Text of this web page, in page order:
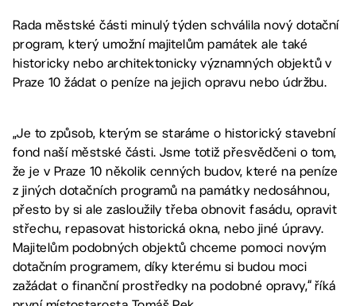
Rada městské části minulý týden schválila nový dotační
program, který umožní majitelům památek ale také
historicky nebo architektonicky významných objektů v
Praze 10 žádat o peníze na jejich opravu nebo údržbu.
„Je to způsob, kterým se staráme o historický stavební
fond naší městské části. Jsme totiž přesvědčeni o tom,
že je v Praze 10 několik cenných budov, které na peníze
z jiných dotačních programů na památky nedosáhnou,
přesto by si ale zasloužily třeba obnovit fasádu, opravit
střechu, repasovat historická okna, nebo jiné úpravy.
Majitelům podobných objektů chceme pomoci novým
dotačním programem, díky kterému si budou moci
zažádat o finanční prostředky na podobné opravy,“ říká